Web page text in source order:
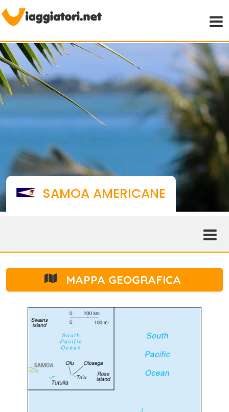
SAMOA AMERICANE
MAPPA GEOGRAFICA